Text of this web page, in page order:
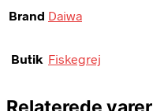
Brand Daiwa
Butik Fiskegrej